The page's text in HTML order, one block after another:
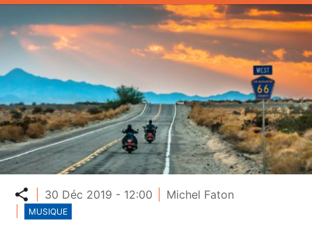
Partager
30 Déc 2019 - 12:00 Michel Faton
MUSIQUE